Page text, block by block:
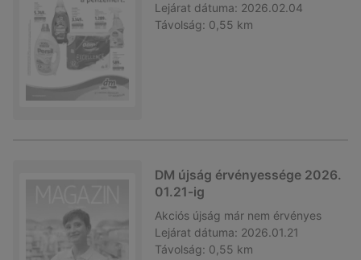
Lejárat dátuma: 2026.02.04
Távolság: 0,55 km
DM újság érvényessége 2026.
01.21-ig
Akciós újság már nem érvényes
Lejárat dátuma: 2026.01.21
Távolság: 0,55 km